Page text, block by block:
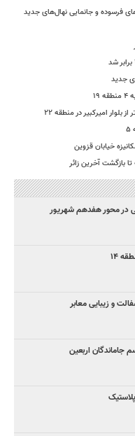
فرسوده و جانمایی نهال‌های جدید
جدید
در محور هفدهم شهریور
و زیبایی معابر